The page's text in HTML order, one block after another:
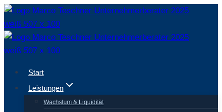
Zum
Inhalt
springen
Start
Leistungen
Wachstum & Liquidität